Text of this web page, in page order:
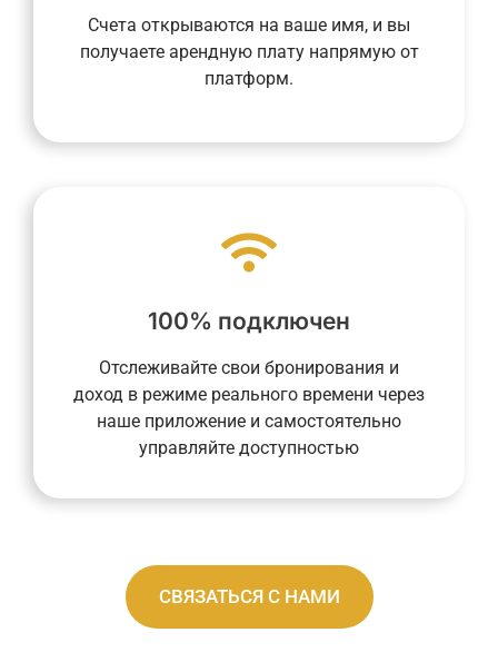
Счета открываются на ваше имя, и вы
получаете арендную плату напрямую от
платформ.
Прозрачность — наш главный принцип.
Счёт, открытый на ваше имя, позволяет
вам напрямую получать доход от аренды
100% подключен
Отслеживайте свои бронирования и
доход в режиме реального времени через
наше приложение и самостоятельно
управляйте доступностью
Наша полностью интегрированная
консьерж-служба позволяет вам следить
за вашей недвижимостью в любое время
и в любом месте. Ваше присутствие на
объекте не требуется, а наша система
аспекты повседневной жизни, чтобы
упростить вам жизнь.
СВЯЗАТЬСЯ С НАМИ